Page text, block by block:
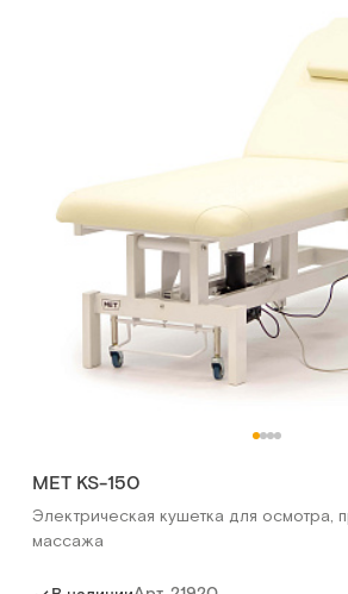
MET KS-150
Электрическая кушетка для осмотра,
массажа